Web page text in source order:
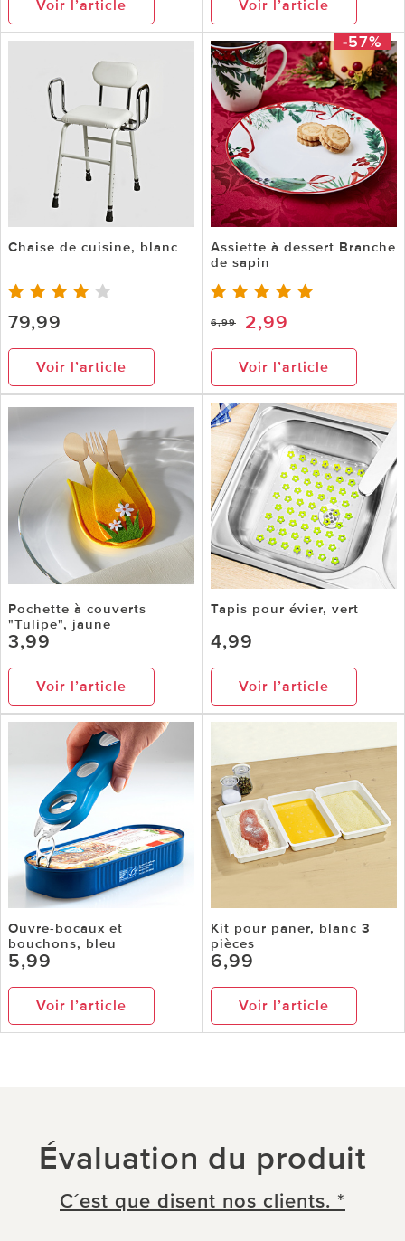
Voir l’article Voir l’article
Chaise de cuisine, blanc
79,99
Voir l’article
-57%
Assiette à dessert Branche
de sapin
6,99 2,99
Voir l’article
Pochette à couverts
"Tulipe", jaune
3,99
Voir l’article
Tapis pour évier, vert
4,99
Voir l’article
Ouvre-bocaux et
bouchons, bleu
5,99
Voir l’article
Kit pour paner, blanc 3
pièces
6,99
Voir l’article
Évaluation du produit
C´est que disent nos clients. *